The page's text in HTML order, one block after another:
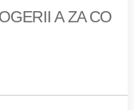
A ZA CO